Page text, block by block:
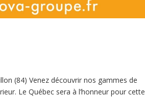
(84) Venez découvrir nos gammes de
Le Québec sera à l’honneur pour cette